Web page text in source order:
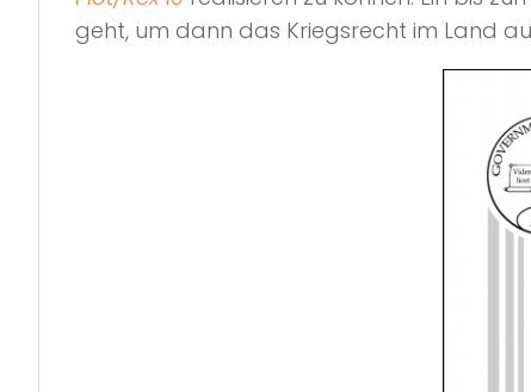
geht, um dann das Kriegsrecht im Land